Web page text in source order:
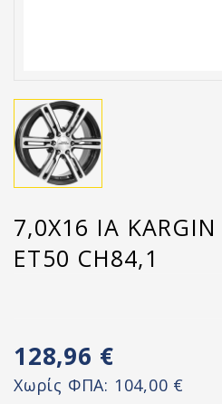
7,0X16 IA
ET50 CH84,1
128,96 €
Χωρίς ΦΠΑ: 104,00 €